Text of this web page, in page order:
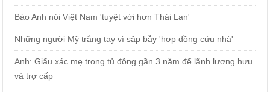
Báo Anh nói Việt Nam 'tuyệt vời hơn Thái Lan'
Những người Mỹ trắng tay vì sập bẫy 'hợp đồng cứu nhà'
Anh: Giấu xác mẹ trong tủ đông gần 3 năm để lãnh lương hưu
và trợ cấp